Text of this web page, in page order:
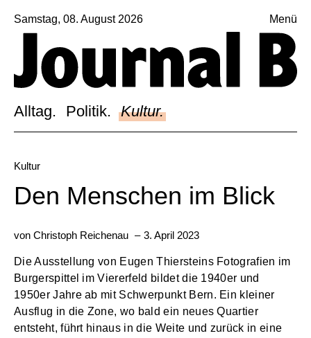
Samstag, 08. August 2026
Alltag. Politik. Kultur.
Menü
Sagt, was Bern bewegt
Alltag.
Politik.
Kultur.
Dossier.
INSTAGRAM
FACEBOOK
BLUESKY
Kultur
Den Menschen im Blick
von Christoph Reichenau – 3. April 2023
Die Ausstellung von Eugen Thiersteins Fotografien im
Burgerspittel im Viererfeld bildet die 1940er und
1950er Jahre ab mit Schwerpunkt Bern. Ein kleiner
Ausflug in die Zone, wo bald ein neues Quartier
entsteht, führt hinaus in die Weite und zurück in eine